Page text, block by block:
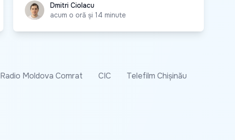
Dmitri Ciolacu
Dmitri Ciolacu
acum o oră și 14 minute
Radio Moldova Comrat CIC
Telefilm Chișinău